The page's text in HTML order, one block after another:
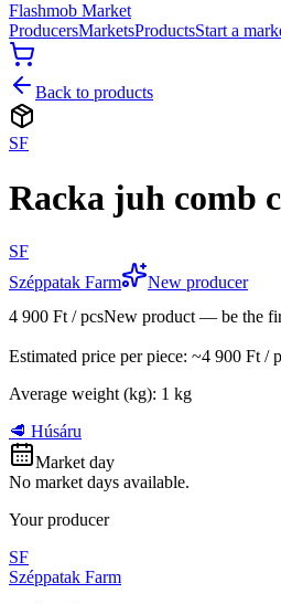
Flashmob Market
ProducersMarketsProductsStart a
Back to products
SF
Racka juh comb
SF
Széppatak Farm
New producer
4 900 Ft / pcsNew product — be the
Estimated price per piece: ~4 900 Ft /
Average weight (kg): 1 kg
🥩 Húsáru
Market day
No market days available.
Your producer
SF
Széppatak Farm